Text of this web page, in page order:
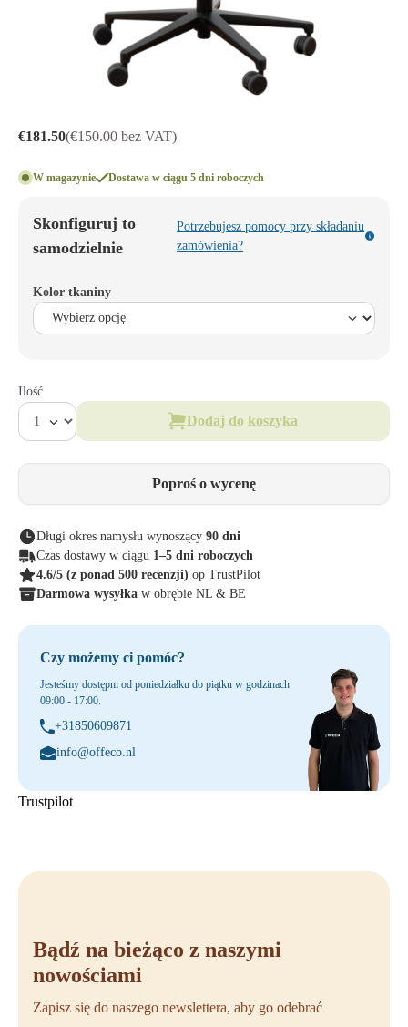
€181.50(€150.00 bez VAT)
W magazynie Dostawa w ciągu 5 dni roboczych
Skonfiguruj to
samodzielnie
Potrzebujesz pomocy przy składaniu
zamówienia?
Kolor tkaniny
Ilość
Dodaj do koszyka
Poproś o wycenę
Długi okres namysłu wynoszący 90 dni
Czas dostawy w ciągu 1–5 dni roboczych
4.6/5 (z ponad 500 recenzji) op TrustPilot
Darmowa wysyłka w obrębie NL & BE
Czy możemy ci pomóc?
Jesteśmy dostępni od poniedziałku do piątku w godzinach
09:00 - 17:00.
+31850609871
info@offeco.nl
Trustpilot
Bądź na bieżąco z naszymi
nowościami
Zapisz się do naszego newslettera, aby go odebrać